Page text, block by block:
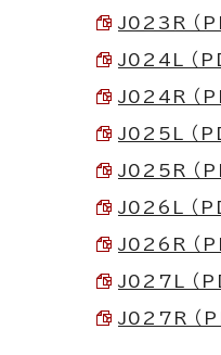
J023R （
J024L （
J024R （
J025L （
J025R （
J026L （
J026R （
J027L （
J027R （